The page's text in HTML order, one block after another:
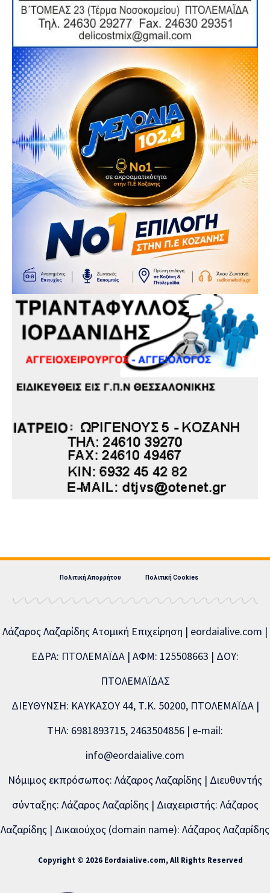
Πολιτική Απορρήτου Πολιτική Cookies
Λάζαρος Λαζαρίδης Ατομική Επιχείρηση | eordaialive.com |
ΕΔΡΑ: ΠΤΟΛΕΜΑΪΔΑ | ΑΦΜ: 125508663 | ΔΟΥ:
ΠΤΟΛΕΜΑΪΔΑΣ
ΔΙΕΥΘΥΝΣΗ: ΚΑΥΚΑΣΟΥ 44, Τ.Κ. 50200, ΠΤΟΛΕΜΑΪΔΑ |
ΤΗΛ: 6981893715, 2463504856 | e-mail:
info@eordaialive.com
Νόμιμος εκπρόσωπος: Λάζαρος Λαζαρίδης | Διευθυντής
σύνταξης: Λάζαρος Λαζαρίδης | Διαχειριστής: Λάζαρος
Λαζαρίδης | Δικαιούχος (domain name): Λάζαρος Λαζαρίδης
Copyright © 2026 Eordaialive.com, All Rights Reserved